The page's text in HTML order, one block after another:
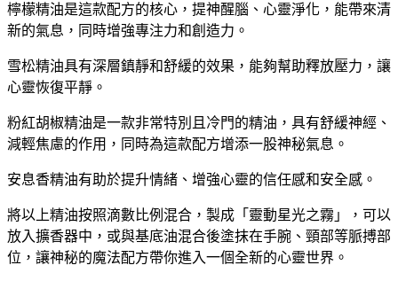
檸檬精油是這款配方的核心，提神醒腦、心靈淨化，能帶來清
新的氣息，同時增強專注力和創造力。
雪松精油具有深層鎮靜和舒緩的效果，能夠幫助釋放壓力，讓
心靈恢復平靜。
粉紅胡椒精油是一款非常特別且冷門的精油，具有舒緩神經、
減輕焦慮的作用，同時為這款配方增添一股神秘氣息。
安息香精油有助於提升情緒、增強心靈的信任感和安全感。
將以上精油按照滴數比例混合，製成「靈動星光之霧」，可以
放入擴香器中，或與基底油混合後塗抹在手腕、頸部等脈搏部
位，讓神秘的魔法配方帶你進入一個全新的心靈世界。